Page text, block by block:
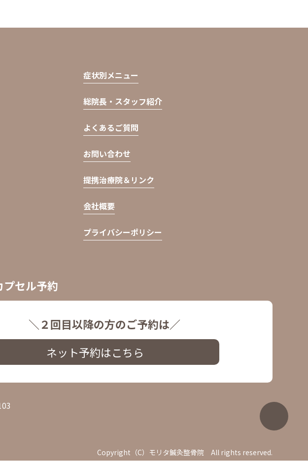
症状別メニュー
総院長・スタッフ紹介
よくあるご質問
お問い合わせ
提携治療院＆リンク
会社概要
プライバシーポリシー
セル予約
＼２回目以降の方のご予約は／
ネット予約はこちら
Copyright（C）モリタ鍼灸整骨院 All rights reserved.